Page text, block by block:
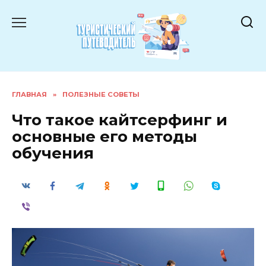
ГЛАВНАЯ » ПОЛЕЗНЫЕ СОВЕТЫ
Что такое кайтсерфинг и
основные его методы
обучения